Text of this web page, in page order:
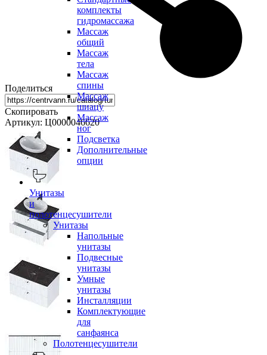
комплекты
гидромассажа
Массаж
общий
Массаж
тела
Массаж
спины
Массаж
шиацу
Массаж
ног
Подсветка
Дополнительные
опции
Унитазы
и
полотенцесушители
Унитазы
Напольные
унитазы
Подвесные
унитазы
Умные
унитазы
Инсталляции
Комплектующие
для
санфаянса
Полотенцесушители
Поделиться
Скопировать
Артикул: Ц0000046620